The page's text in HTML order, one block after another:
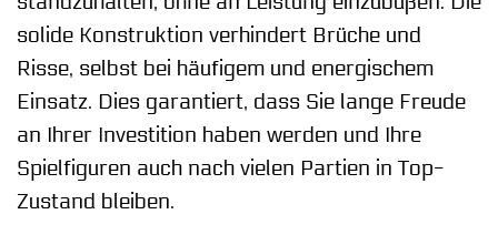
solide Konstruktion verhindert Brüche und
Risse, selbst bei häufigem und energischem
Einsatz. Dies garantiert, dass Sie lange Freude
an Ihrer Investition haben werden und Ihre
Spielfiguren auch nach vielen Partien in Top-
Zustand bleiben.